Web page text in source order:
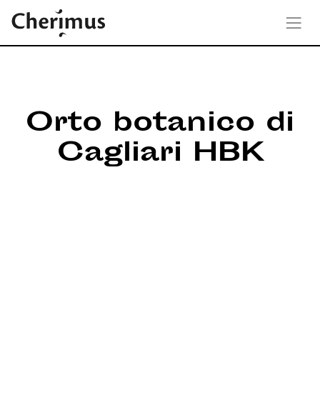
Orto botanico di
Cagliari HBK